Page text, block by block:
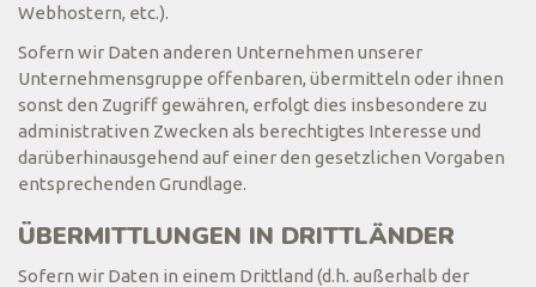
Webhostern, etc.).
Sofern wir Daten anderen Unternehmen unserer
Unternehmensgruppe offenbaren, übermitteln oder ihnen
sonst den Zugriff gewähren, erfolgt dies insbesondere zu
administrativen Zwecken als berechtigtes Interesse und
darüberhinausgehend auf einer den gesetzlichen Vorgaben
entsprechenden Grundlage.
ÜBERMITTLUNGEN IN DRITTLÄNDER
Sofern wir Daten in einem Drittland (d.h. außerhalb der